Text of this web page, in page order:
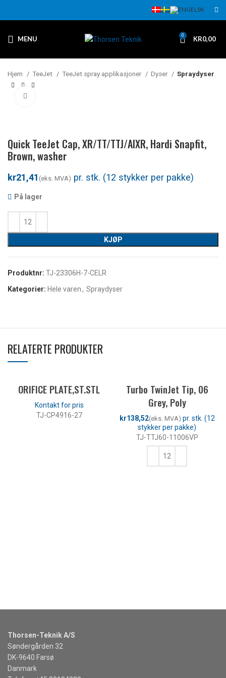
MENU 0 KR0,00
Hjem TeeJet TeeJet spray applikasjoner Dyser Spraydyser
Quick TeeJet Cap, XR/TT/TTJ/AIXR, Hardi Snapfit,
Brown, washer
kr
På lager
KJØP
Produktnr: TJ-23306H-7-CELR
Kategorier: Hele varen, Spraydyser
RELATERTE PRODUKTER
ORIFICE PLATE,ST.STL
TJ-CP4916-27
Turbo TwinJet Tip, 06
Grey, Poly
kr
TJ-TTJ60-11006VP
Thorsen-Teknik A/S
Søndergården 32
DK-9640 Farsø
Danmark